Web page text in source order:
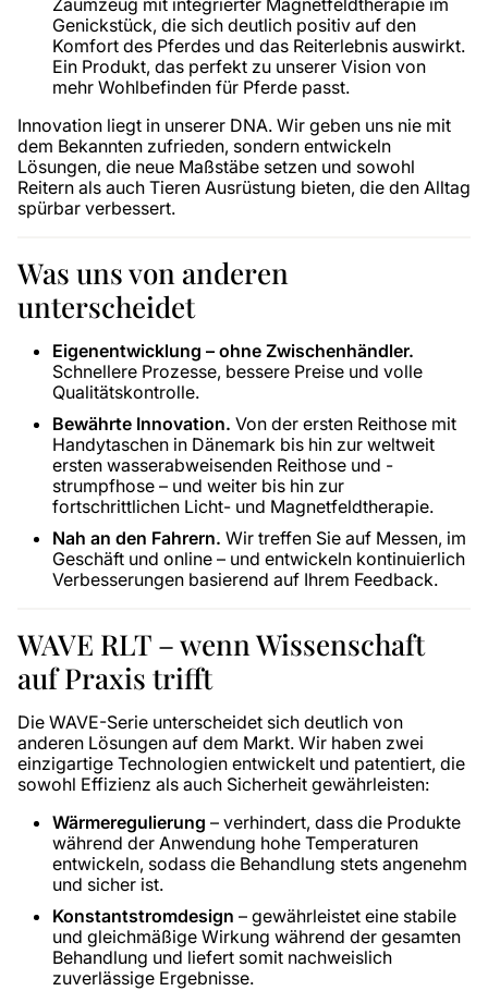
Zaumzeug mit integrierter Magnetfeldtherapie im
Genickstück, die sich deutlich positiv auf den
Komfort des Pferdes und das Reiterlebnis auswirkt.
Ein Produkt, das perfekt zu unserer Vision von
mehr Wohlbefinden für Pferde passt.
Innovation liegt in unserer DNA. Wir geben uns nie mit
dem Bekannten zufrieden, sondern entwickeln
Lösungen, die neue Maßstäbe setzen und sowohl
Reitern als auch Tieren Ausrüstung bieten, die den Alltag
spürbar verbessert.
Was uns von anderen
unterscheidet
Eigenentwicklung – ohne Zwischenhändler.
Schnellere Prozesse, bessere Preise und volle
Qualitätskontrolle.
Bewährte Innovation. Von der ersten Reithose mit
Handytaschen in Dänemark bis hin zur weltweit
ersten wasserabweisenden Reithose und -
strumpfhose – und weiter bis hin zur
fortschrittlichen Licht- und Magnetfeldtherapie.
Nah an den Fahrern. Wir treffen Sie auf Messen, im
Geschäft und online – und entwickeln kontinuierlich
Verbesserungen basierend auf Ihrem Feedback.
WAVE RLT – wenn Wissenschaft
auf Praxis trifft
Die WAVE-Serie unterscheidet sich deutlich von
anderen Lösungen auf dem Markt. Wir haben zwei
einzigartige Technologien entwickelt und patentiert, die
sowohl Effizienz als auch Sicherheit gewährleisten:
Wärmeregulierung – verhindert, dass die Produkte
während der Anwendung hohe Temperaturen
entwickeln, sodass die Behandlung stets angenehm
und sicher ist.
Konstantstromdesign – gewährleistet eine stabile
und gleichmäßige Wirkung während der gesamten
Behandlung und liefert somit nachweislich
zuverlässige Ergebnisse.